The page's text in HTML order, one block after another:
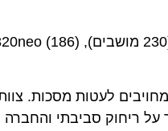
לעטות מסכות. צוות
סביבתי והחברה